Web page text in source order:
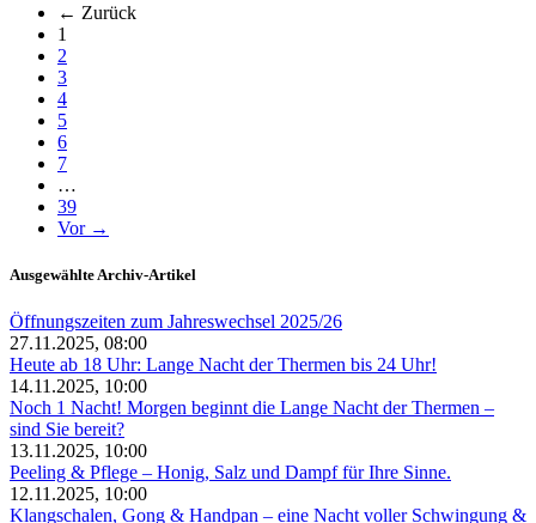
← Zurück
1
2
3
4
5
6
7
…
39
Vor →
Ausgewählte Archiv-Artikel
Öffnungszeiten zum Jahreswechsel 2025/26
27.11.2025, 08:00
Heute ab 18 Uhr: Lange Nacht der Thermen bis 24 Uhr!
14.11.2025, 10:00
Noch 1 Nacht! Morgen beginnt die Lange Nacht der Thermen –
sind Sie bereit?
13.11.2025, 10:00
Peeling & Pflege – Honig, Salz und Dampf für Ihre Sinne.
12.11.2025, 10:00
Klangschalen, Gong & Handpan – eine Nacht voller Schwingung &